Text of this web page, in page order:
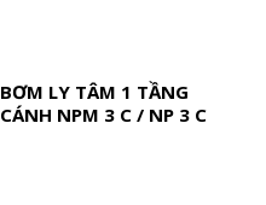
BƠM LY TÂM 1 TẦNG
CÁNH NPM 3 C / NP 3 C